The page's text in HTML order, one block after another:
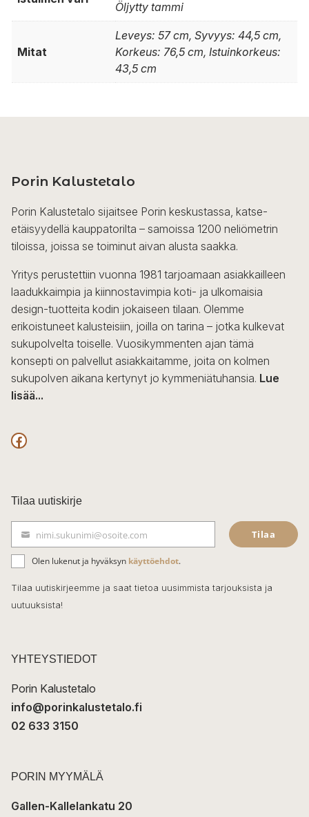
Öljytty tammi
Mitat
Leveys: 57 cm, Syvyys: 44,5 cm,
Korkeus: 76,5 cm, Istuinkorkeus:
43,5 cm
Porin Kalustetalo
Porin Kalustetalo sijaitsee Porin keskustassa, katse-
etäisyydellä kauppatorilta – samoissa 1200 neliömetrin
tiloissa, joissa se toiminut aivan alusta saakka.
Yritys perustettiin vuonna 1981 tarjoamaan asiakkailleen
laadukkaimpia ja kiinnostavimpia koti- ja ulkomaisia
design-tuotteita kodin jokaiseen tilaan. Olemme
erikoistuneet kalusteisiin, joilla on tarina – jotka kulkevat
sukupolvelta toiselle. Vuosikymmenten ajan tämä
konsepti on palvellut asiakkaitamme, joita on kolmen
sukupolven aikana kertynyt jo kymmeniätuhansia. Lue
lisää...
F
c
e
b
o
o
k
Tilaa uutiskirje
ä
h
k
t
nimi.sukunimi@osoite.com Tilaa
Olen lukenut ja hyväksyn käyttöehdot.
Tilaa uutiskirjeemme ja saat tietoa uusimmista tarjouksista ja
uutuuksista!
YHTEYSTIEDOT
Porin Kalustetalo
info@porinkalustetalo.fi
02 633 3150
PORIN MYYMÄLÄ
Gallen-Kallelankatu 20